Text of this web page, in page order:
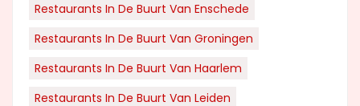
Restaurants In De Buurt Van Enschede
Restaurants In De Buurt Van Groningen
Restaurants In De Buurt Van Haarlem
Restaurants In De Buurt Van Leiden